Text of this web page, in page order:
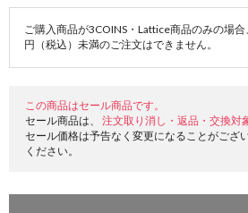
ご購入商品が3COINS・Lattice商品のみの場
円（税込）未満のご注文はできません。
この商品はセール商品です。
セール商品は、 注文取り消し・返品・交換対
セール価格は予告なく変更になることがござ
ください。